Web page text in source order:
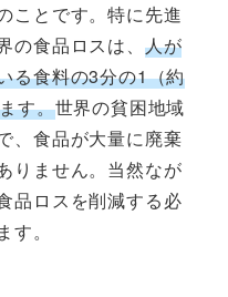
ことです。特に先進
食品ロスは、 人が
る食料の3分の1（約
す。世界の貧困地域
、食品が大量に廃棄
りません。当然なが
品ロスを削減する必
。